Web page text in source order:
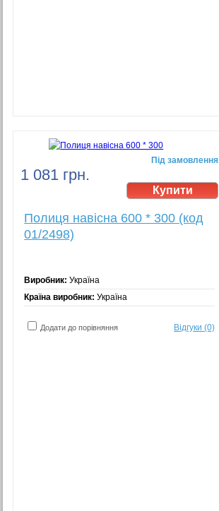
1 081 грн.
Під замовлення
Полиця навісна 600 * 300 (код
01/2498)
Виробник: Україна
Країна виробник: Україна
Додати до порівняння Відгуки (0)